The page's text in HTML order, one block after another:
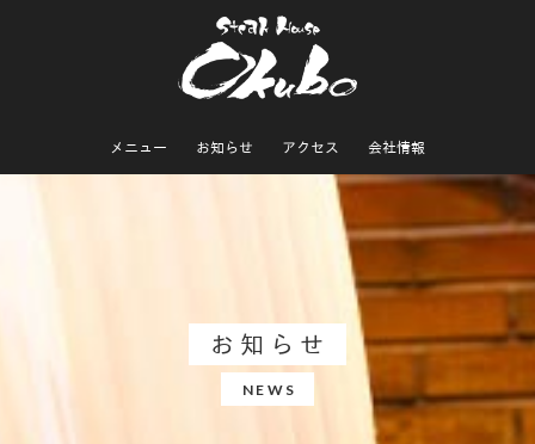
メニュー お知らせ アクセス 会社情報
お知らせ
NEWS